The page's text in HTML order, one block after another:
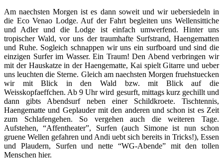
Am naechsten Morgen ist es dann soweit und wir uebersiedeln in
die Eco Venao Lodge. Auf der Fahrt begleiten uns Wellensittiche
und Adler und die Lodge ist einfach umwerfend. Hinter uns
tropischer Wald, vor uns der traumhafte Surfstrand, Haengematten
und Ruhe. Sogleich schnappen wir uns ein surfboard und sind die
einzigen Surfer im Wasser. Ein Traum! Den Abend verbringen wir
mit der Hauskatze in der Haengematte, Kai spielt Gitarre und ueber
uns leuchten die Sterne. Gleich am naechsten Morgen fruehstuecken
wir mit Blick in den Wald bzw. mit Blick auf die
Weisskopfaeffchen. Ab 9 Uhr wird gesurft, mittags kurz gechillt und
dann gibts Abendsurf neben einer Schildkroete. Tischtennis,
Haengematte und Geplauder mit den anderen und schon ist es Zeit
zum Schlafengehen. So vergehen auch die weiteren Tage.
Aufstehen, “Affentheater”, Surfen (auch Simone ist nun schon
gruene Wellen gefahren und Andi uebt sich bereits in Tricks!), Essen
und Plaudern, Surfen und nette “WG-Abende” mit den tollen
Menschen hier.